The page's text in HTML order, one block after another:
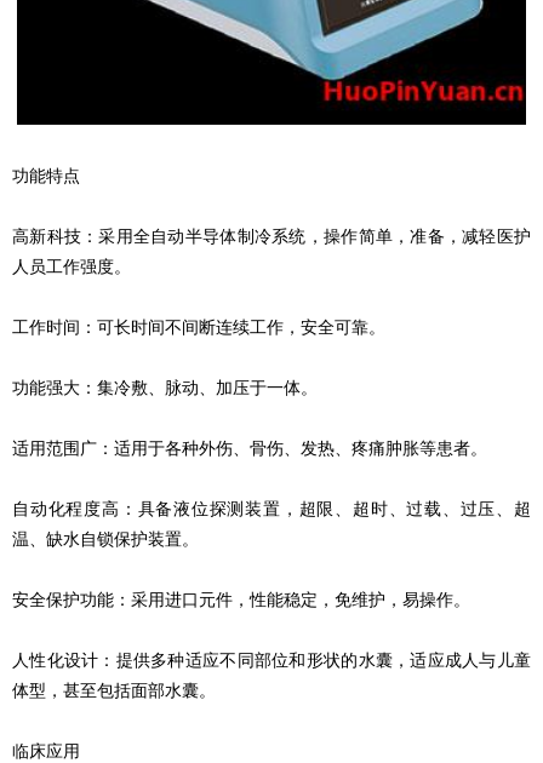
功能特点
高新科技：采用全自动半导体制冷系统，操作简单，准备，减轻医护
人员工作强度。
工作时间：可长时间不间断连续工作，安全可靠。
功能强大：集冷敷、脉动、加压于一体。
适用范围广：适用于各种外伤、骨伤、发热、疼痛肿胀等患者。
自动化程度高：具备液位探测装置，超限、超时、过载、过压、超
温、缺水自锁保护装置。
安全保护功能：采用进口元件，性能稳定，免维护，易操作。
人性化设计：提供多种适应不同部位和形状的水囊，适应成人与儿童
体型，甚至包括面部水囊。
临床应用